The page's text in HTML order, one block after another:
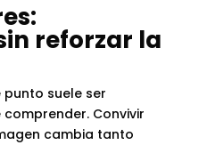
reforzar la
suele ser
Convivir
cambia tanto